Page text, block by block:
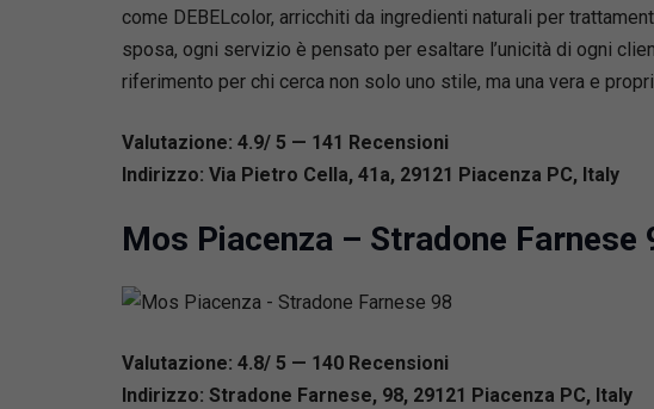
come DEBELcolor, arricchiti da ingredienti naturali per
sposa, ogni servizio è pensato per esaltare l’unicità di ogni
riferimento per chi cerca non solo uno stile, ma una vera e
Valutazione: 4.9/ 5 — 141 Recensioni
Indirizzo: Via Pietro Cella, 41a, 29121 Piacenza PC, Italy
Mos Piacenza – Stradone Farnese
Valutazione: 4.8/ 5 — 140 Recensioni
Indirizzo: Stradone Farnese, 98, 29121 Piacenza PC, Italy